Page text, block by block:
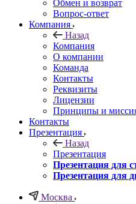
Обмен и возврат
Вопрос-ответ
Компания
Назад
Компания
О компании
Команда
Контакты
Реквизиты
Лицензии
Принципы и
Контакты
Презентация
Назад
Презентация
Презентация для
Презентация для
Москва